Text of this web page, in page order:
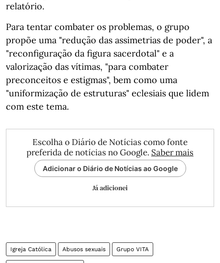
relatório.
Para tentar combater os problemas, o grupo
propõe uma "redução das assimetrias de poder", a
"reconfiguração da figura sacerdotal" e a
valorização das vítimas, "para combater
preconceitos e estigmas", bem como uma
"uniformização de estruturas" eclesiais que lidem
com este tema.
Escolha o Diário de Notícias como fonte
preferida de notícias no Google. Saber mais
Adicionar o Diário de Notícias ao Google
Já adicionei
Igreja Católica Abusos sexuais Grupo VITA